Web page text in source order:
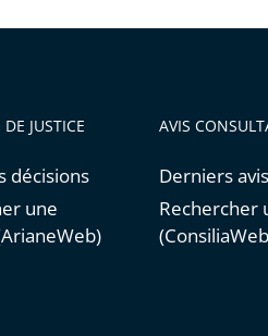
JUSTICE
décisions
une
AVIS
Derniers
Rechercher